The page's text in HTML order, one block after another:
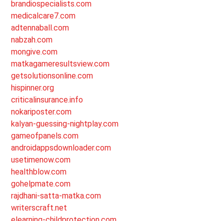
brandiospecialists.com
medicalcare7.com
adtennaball.com
nabzah.com
mongive.com
matkagameresultsview.com
getsolutionsonline.com
hispinner.org
criticalinsurance.info
nokariposter.com
kalyan-guessing-nightplay.com
gameofpanels.com
androidappsdownloader.com
usetimenow.com
healthblow.com
gohelpmate.com
rajdhani-satta-matka.com
writerscraft.net